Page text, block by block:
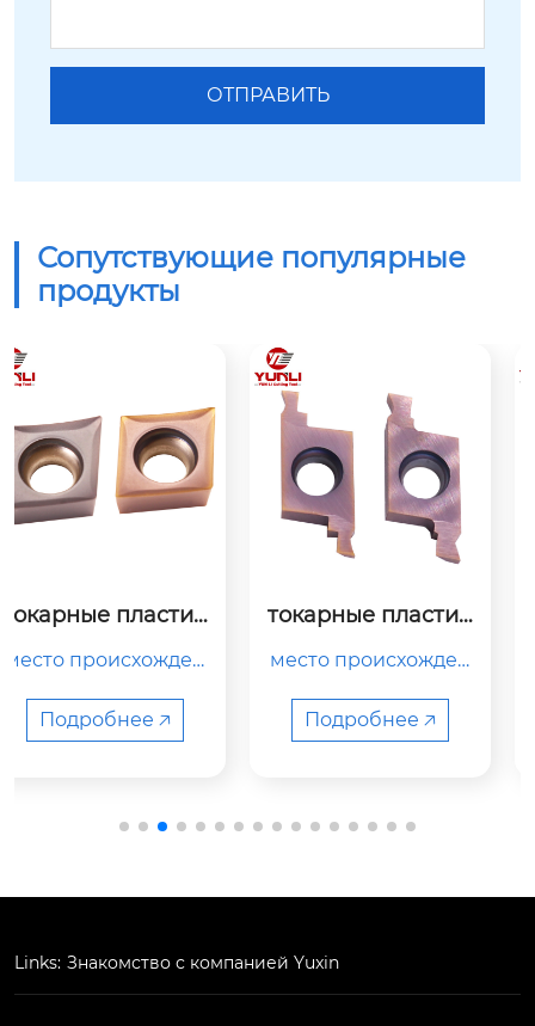
Сопутствующие популярные
продукты
токарные пластин
место происхожден
китай
твердосплавная фр
tw...
Подробнее 🡥
державка givr1516
место происхожден
китай
держатель токарног
Подробнее 🡥
Links: Знакомство с компанией Yuxin